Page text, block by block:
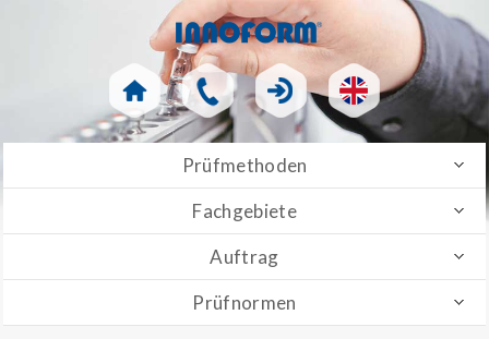
Prüfmethoden
Fachgebiete
Auftrag
Prüfnormen